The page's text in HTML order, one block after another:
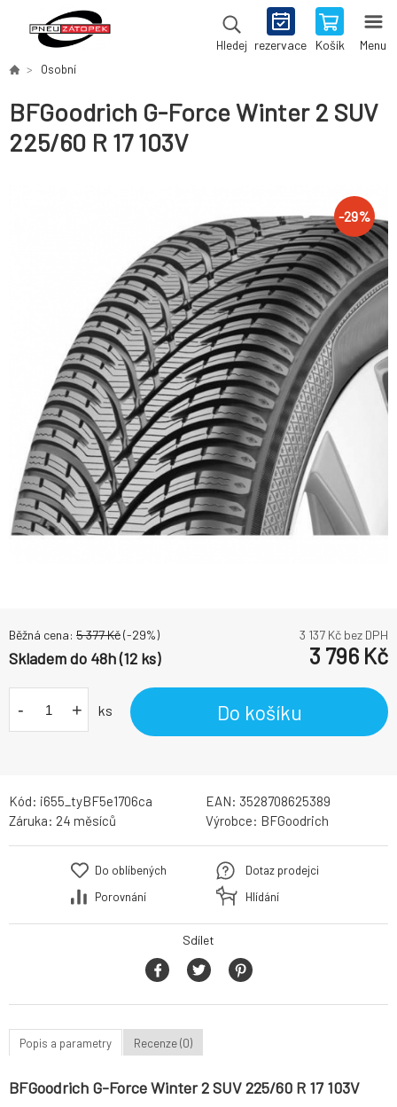
Hledej rezervace Košík Menu
Osobní
BFGoodrich G-Force Winter 2 SUV
225/60 R 17 103V
-29%
Běžná cena: 5 377Kč(-29%) 3 137 Kč bez DPH
Skladem do 48h (12 ks) 3 796 Kč
- + ks Do košíku
Kód: i655_tyBF5e1706ca EAN: 3528708625389
Záruka: 24 měsíců Výrobce: BFGoodrich
Do oblíbených
Porovnání
Dotaz prodejci
Hlídání
Sdílet
Popis a parametry Recenze (0)
BFGoodrich G-Force Winter 2 SUV 225/60 R 17 103V